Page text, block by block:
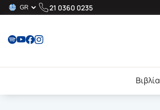
21 0360 0235
Βιβλία